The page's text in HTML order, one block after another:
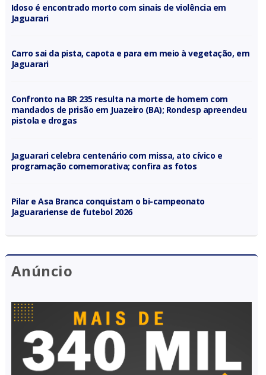
Idoso é encontrado morto com sinais de violência em
Jaguarari
Carro sai da pista, capota e para em meio à vegetação, em
Jaguarari
Confronto na BR 235 resulta na morte de homem com
mandados de prisão em Juazeiro (BA); Rondesp apreendeu
pistola e drogas
Jaguarari celebra centenário com missa, ato cívico e
programação comemorativa; confira as fotos
Pilar e Asa Branca conquistam o bi-campeonato
Jaguarariense de futebol 2026
Anúncio